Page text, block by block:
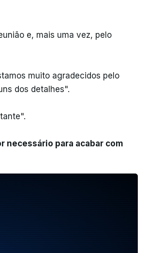
e, mais uma vez, pelo
muito agradecidos pelo
dos detalhes".
necessário para acabar com